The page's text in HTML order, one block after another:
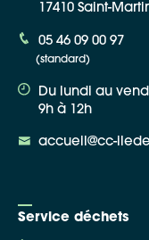
17410 Saint-
05 46 09 00 97
(standard)
Du lundi au
9h à 12h
accueil@cc-
Service déchets